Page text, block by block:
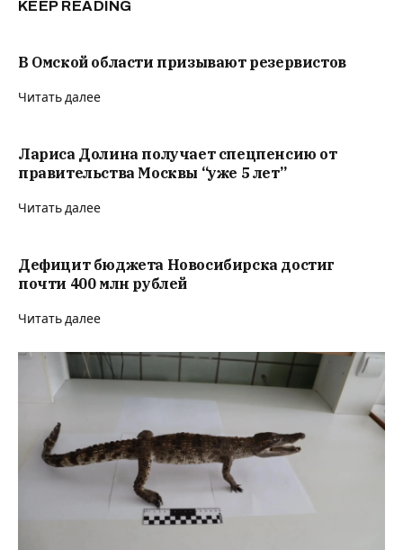
KEEP READING
В Омской области призывают резервистов
Читать далее
Лариса Долина получает спецпенсию от
правительства Москвы “уже 5 лет”
Читать далее
Дефицит бюджета Новосибирска достиг
почти 400 млн рублей
Читать далее